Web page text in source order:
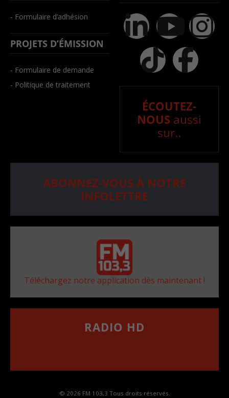
- Formulaire d’adhésion
PROJETS D’ÉMISSION
- Formulaire de demande
- Politique de traitement
ÉCOUTEZ-
NOUS aussi
sur..
ABONNEZ-VOUS À NOTRE
INFOLETTRE
Téléchargez notre application dès maintenant !
RADIO HD
© 2026 FM 103,3 Tous droits réservés.